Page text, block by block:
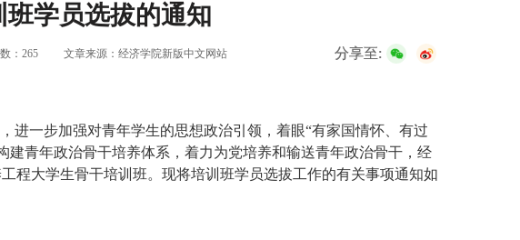
学员选拔的通知
： 265 文章来源：经济学院新版中文网站 分享至:
进一步加强对青年学生的思想政治引领，着眼“有家国情怀、有过
建青年政治骨干培养体系，着力为党培养和输送青年政治骨干，经
程大学生骨干培训班。现将培训班学员选拔工作的有关事项通知如